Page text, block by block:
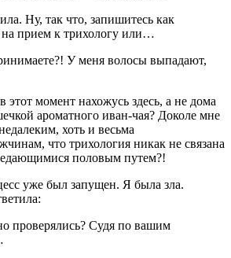
Ну, так что, запишитесь как
прием к трихологу или…
У меня волосы выпадают,
момент нахожусь здесь, а не дома
ароматного иван-чая? Доколе мне
хоть и весьма
что трихология никак не связана
половым путем?!
уже был запущен. Я была зла.
проверялись? Судя по вашим